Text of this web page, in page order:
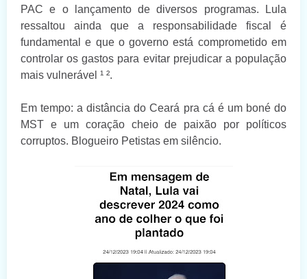
PAC e o lançamento de diversos programas. Lula
ressaltou ainda que a responsabilidade fiscal é
fundamental e que o governo está comprometido em
controlar os gastos para evitar prejudicar a população
mais vulnerável ¹ ².
Em tempo: a distância do Ceará pra cá é um boné do
MST e um coração cheio de paixão por políticos
corruptos. Blogueiro Petistas em silêncio.